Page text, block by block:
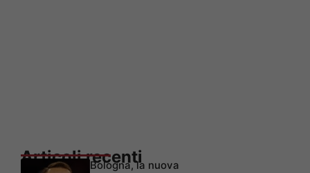
Articoli recenti
Bologna, la nuova